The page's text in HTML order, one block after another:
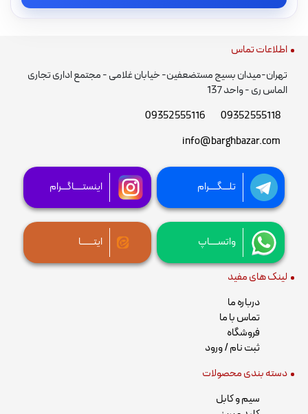
اطلاعات تماس
تهران-میدان بسیج مستضعفین- خیابان غلامی - مجتمع اداری تجاری
الماس ری - واحد 137
09352555118
09352555116
info@barghbazar.com
تلـــگــــرام اینستــــاگـــرام
واتســــاپ ایتــــــا
لینک های مفید
درباره ما
تماس با ما
فروشگاه
ثبت نام / ورود
دسته بندی محصولات
سیم و کابل